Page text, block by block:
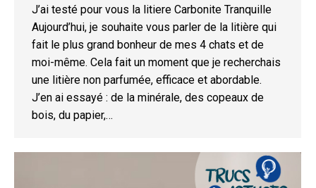
J’ai testé pour vous la litiere Carbonite Tranquille
Aujourd’hui, je souhaite vous parler de la litière qui
fait le plus grand bonheur de mes 4 chats et de
moi-même. Cela fait un moment que je recherchais
une litière non parfumée, efficace et abordable.
J’en ai essayé : de la minérale, des copeaux de
bois, du papier,…